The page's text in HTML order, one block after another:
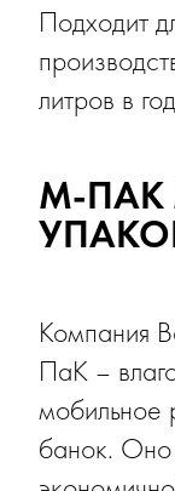
Подходит
литров в
М-ПАК
Компания
ПаК –
мобильное
банок. Оно